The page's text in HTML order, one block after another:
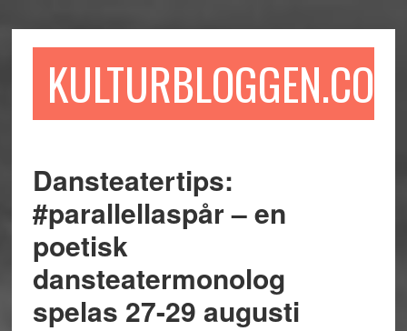
till
till
sidofältet
till
KULTURBLOGGEN.COM
Dansteatertips:
#parallellaspår – en
poetisk
dansteatermonolog
spelas 27-29 augusti